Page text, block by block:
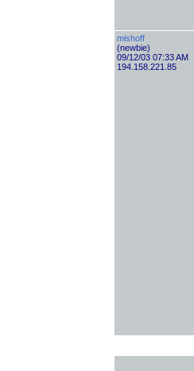
mishoff
(newbie)
09/12/03 07:33 AM
194.158.221.85